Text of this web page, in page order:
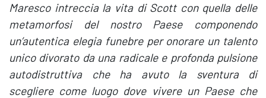
Maresco intreccia la vita di Scott con quella delle
metamorfosi del nostro Paese componendo
un’autentica elegia funebre per onorare un talento
unico divorato da una radicale e profonda pulsione
autodistruttiva che ha avuto la sventura di
scegliere come luogo dove vivere un Paese che